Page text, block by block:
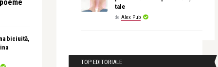
biciuită,
tale
de Alex Pub
TOP EDITORIALE